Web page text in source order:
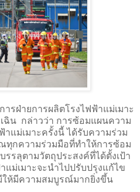
รฝ่ายการผลิตโรงไฟฟ้าแม่เมาะ
ฉิน กล่าวว่า การซ้อมแผนความ
แม่เมาะครั้งนี้ ได้รับความร่วม
กความร่วมมือที่ทำให้การซ้อม
รลุตามวัตถุประสงค์ที่ได้ตั้งเป้า
ม่เมาะจะนำไปปรับปรุงแก้ไข
ห้มีความสมบูรณ์มากยิ่งขึ้น